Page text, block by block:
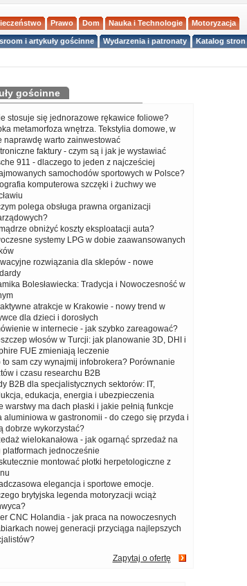
Prawo Dom Nauka i Technologie Motoryzacja
i artykuły gościnne Wydarzenia i patronaty Katalog stron
gościnne
stosuje się jednorazowe rękawice foliowe?
metamorfoza wnętrza. Tekstylia domowe, w
naprawdę warto zainwestować
faktury - czym są i jak je wystawiać
911 - dlaczego to jeden z najcześciej
samochodów sportowych w Polsce?
komputerowa szczęki i żuchwy we
polega obsługa prawna organizacji
obniżyć koszty eksploatacji auta?
systemy LPG w dobie zaawansowanych
rozwiązania dla sklepów - nowe
Bolesławiecka: Tradycja i Nowoczesność w
atrakcje w Krakowie - nowy trend w
dla dzieci i dorosłych
w internecie - jak szybko zareagować?
włosów w Turcji: jak planowanie 3D, DHI i
FUE zmieniają leczenie
to sam czy wynajmij infobrokera? Porównanie
i czasu researchu B2B
B2B dla specjalistycznych sektorów: IT,
edukacja, energia i ubezpieczenia
warstwy ma dach płaski i jakie pełnią funkcje
aluminiowa w gastronomii - do czego się przyda i
dobrze wykorzystać?
wielokanałowa - jak ogarnąć sprzedaż na
platformach jednocześnie
montować płotki herpetologiczne z
elegancja i sportowe emocje.
brytyjska legenda motoryzacji wciąż
CNC Holandia - jak praca na nowoczesnych
nowej generacji przyciąga najlepszych
Zapytaj o ofertę